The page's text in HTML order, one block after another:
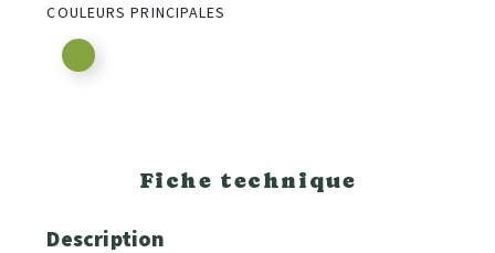
COULEURS PRINCIPALES
Fiche technique
Description